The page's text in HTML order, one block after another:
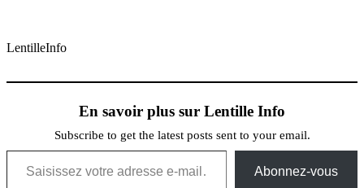
LentilleInfo
En savoir plus sur Lentille Info
Subscribe to get the latest posts sent to your email.
Saisissez votre adresse e-mail…
Abonnez-vous